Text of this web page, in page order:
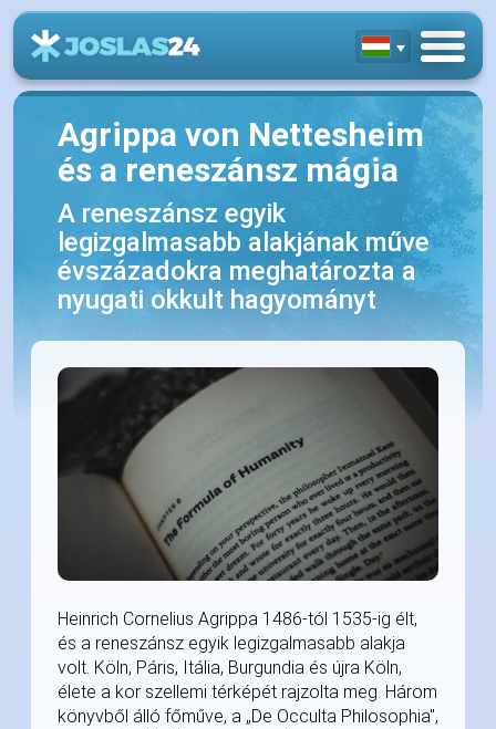
Agrippa von Nettesheim
és a reneszánsz mágia
A reneszánsz egyik
legizgalmasabb alakjának műve
évszázadokra meghatározta a
nyugati okkult hagyományt
Heinrich Cornelius Agrippa 1486-tól 1535-ig élt,
és a reneszánsz egyik legizgalmasabb alakja
volt. Köln, Páris, Itália, Burgundia és újra Köln,
élete a kor szellemi térképét rajzolta meg. Három
könyvből álló főműve, a „De Occulta Philosophia",